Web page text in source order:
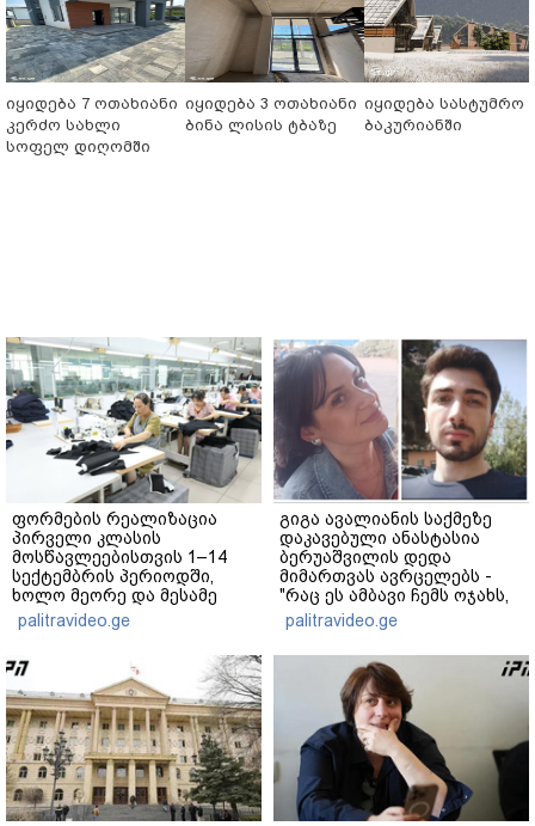
იყიდება 7 ოთახიანი
კერძო სახლი
სოფელ დიღომში
იყიდება 3 ოთახიანი
ბინა ლისის ტბაზე
იყიდება სასტუმრო
ბაკურიანში
ფორმების რეალიზაცია
პირველი კლასის
მოსწავლეებისთვის 1–14
სექტემბრის პერიოდში,
ხოლო მეორე და მესამე
ეტაპებზე...
palitravideo.ge
გიგა ავალიანის საქმეზე
დაკავებული ანასტასია
ბერუაშვილის დედა
მიმართვას ავრცელებს -
"რაც ეს ამბავი ჩემს ოჯახს,
ჩემს ანასტასიას გადახდა
თავს, მის მერე მე მე არ
ვარ"
palitravideo.ge